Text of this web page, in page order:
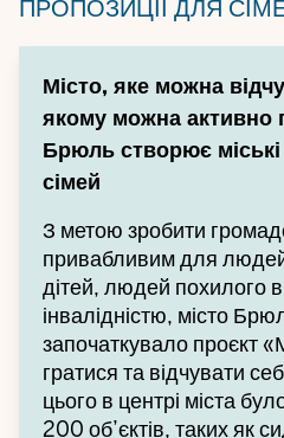
ПРОПОЗИЦІЇ ДЛЯ
Місто, яке можна
якому можна активно
Брюль створює
сімей
З метою зробити
привабливим для
дітей, людей похилого
інвалідністю, місто
започаткувало проєкт
гратися та відчувати
цього в центрі міста
200 об’єктів, таких як